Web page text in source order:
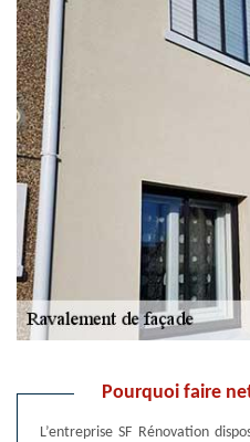
Pourquoi faire
L’entreprise SF Rénovation